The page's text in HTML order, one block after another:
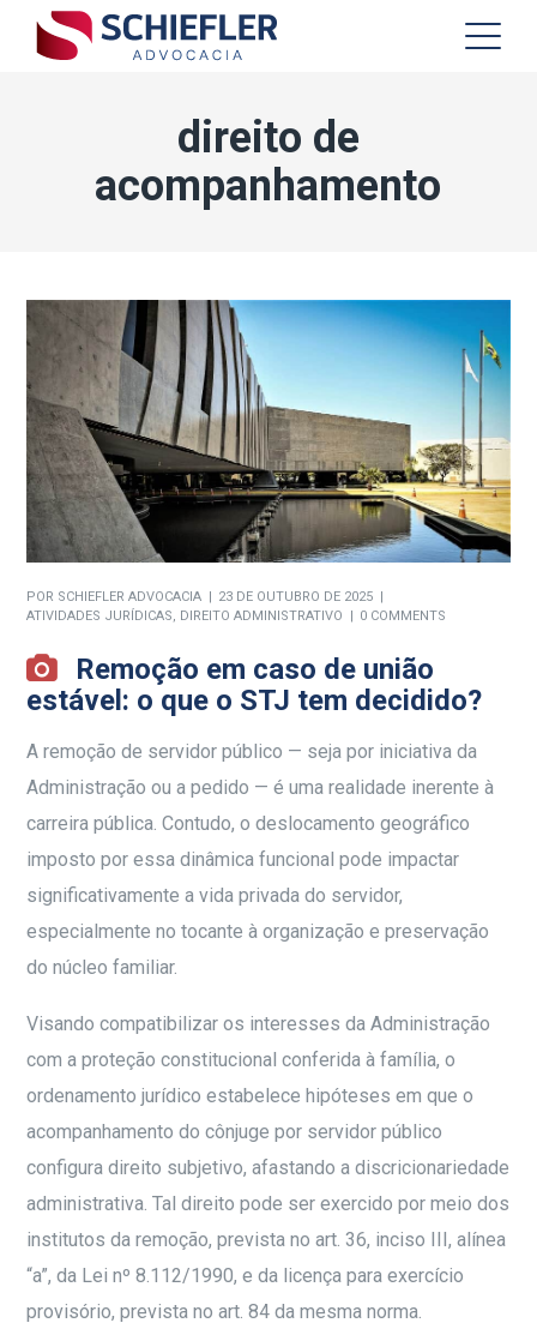
direito de
acompanhamento
POR SCHIEFLER ADVOCACIA
23 DE OUTUBRO DE 2025
ATIVIDADES JURÍDICAS, DIREITO ADMINISTRATIVO 0 COMMENTS
Remoção em caso de união
estável: o que o STJ tem decidido?
A remoção de servidor público — seja por iniciativa da
Administração ou a pedido — é uma realidade inerente à
carreira pública. Contudo, o deslocamento geográfico
imposto por essa dinâmica funcional pode impactar
significativamente a vida privada do servidor,
especialmente no tocante à organização e preservação
do núcleo familiar.
Visando compatibilizar os interesses da Administração
com a proteção constitucional conferida à família, o
ordenamento jurídico estabelece hipóteses em que o
acompanhamento do cônjuge por servidor público
configura direito subjetivo, afastando a discricionariedade
administrativa. Tal direito pode ser exercido por meio dos
institutos da remoção, prevista no art. 36, inciso III, alínea
“a”, da Lei nº 8.112/1990, e da licença para exercício
provisório, prevista no art. 84 da mesma norma.